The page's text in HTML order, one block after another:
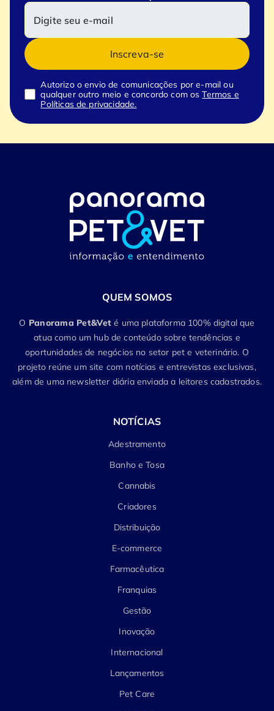
Inscreva-se
Autorizo o envio de comunicações por e-mail ou
qualquer outro meio e concordo com osTermos e
Políticas de privacidade.
QUEM SOMOS
O Panorama Pet&Vet é uma plataforma 100% digital que
atua como um hub de conteúdo sobre tendências e
oportunidades de negócios no setor pet e veterinário. O
projeto reúne um site com notícias e entrevistas exclusivas,
além de uma newsletter diária enviada a leitores cadastrados.
NOTÍCIAS
Adestramento
Banho e Tosa
Cannabis
Criadores
Distribuição
E-commerce
Farmacêutica
Franquias
Gestão
Inovação
Internacional
Lançamentos
Pet Care